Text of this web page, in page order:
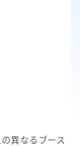
異なるブース